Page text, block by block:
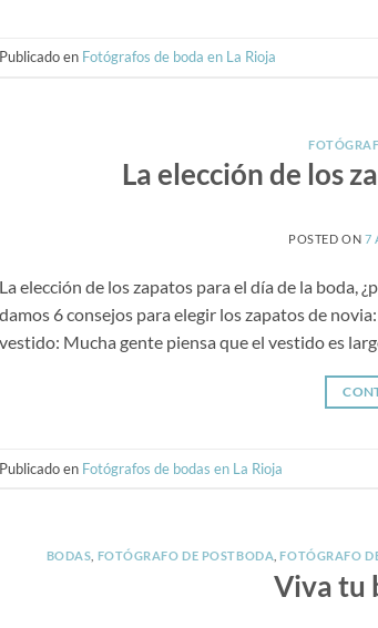
Publicado en Fotógrafos de boda en La Rioja
La elección de los
POSTED ON 7
La elección de los zapatos para el día de la boda,
damos 6 consejos para elegir los zapatos de
vestido: Mucha gente piensa que el vestido es
Publicado en Fotógrafos de bodas en La Rioja
BODAS FOTÓGRAFO DE POSTBODA ,FOTÓGRAFO
Viva tu